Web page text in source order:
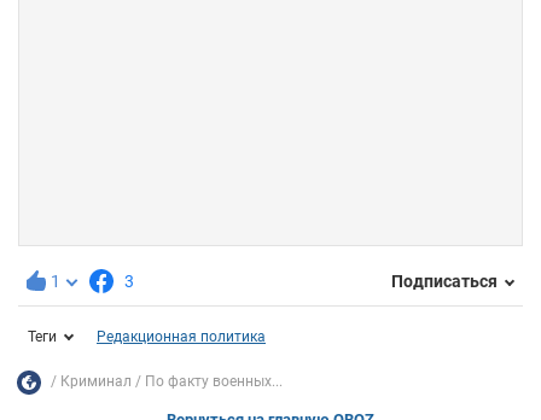
1 3 Подписаться
Теги Редакционная политика
Криминал По факту военных...